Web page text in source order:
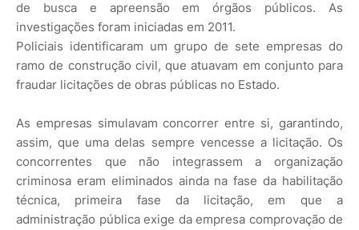
de busca e apreensão em órgãos públicos. As
investigações foram iniciadas em 2011.
Policiais identificaram um grupo de sete empresas do
ramo de construção civil, que atuavam em conjunto para
fraudar licitações de obras públicas no Estado.
As empresas simulavam concorrer entre si, garantindo,
assim, que uma delas sempre vencesse a licitação. Os
concorrentes que não integrassem a organização
criminosa eram eliminados ainda na fase da habilitação
técnica, primeira fase da licitação, em que a
administração pública exige da empresa comprovação de